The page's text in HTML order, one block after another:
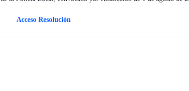
Acceso Resolución